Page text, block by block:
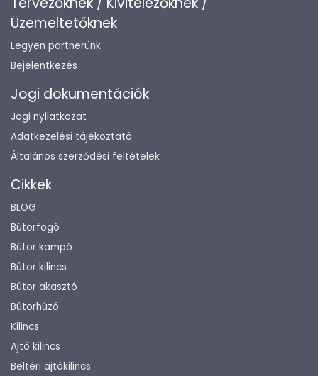
Üzemeltetőknek
Legyen partnerünk
Bejelentkezés
Jogi dokumentációk
Jogi nyilatkozat
Adatkezelési tájékoztató
Általános szerződési feltételek
Cikkek
BLOG
Bútorfogó
Bútor kampó
Bútor kilincs
Bútor akasztó
Bútorhúzó
Kilincs
Ajtó kilincs
Beltéri ajtókilincs